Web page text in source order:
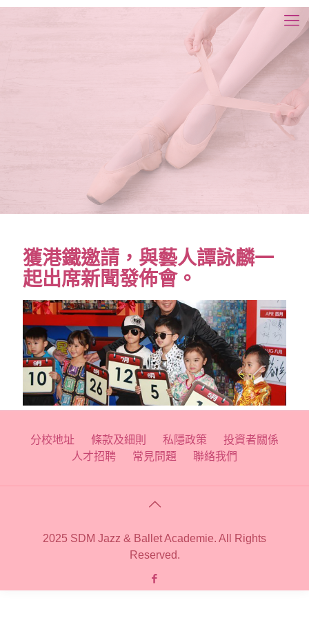
獲港鐵邀請，與藝人譚詠麟一
起出席新聞發佈會。
分校地址 條款及細則 私隱政策
投資者關係
人才招聘
常見問題 聯絡我們
2025 SDM Jazz & Ballet Academie. All Rights
Reserved.